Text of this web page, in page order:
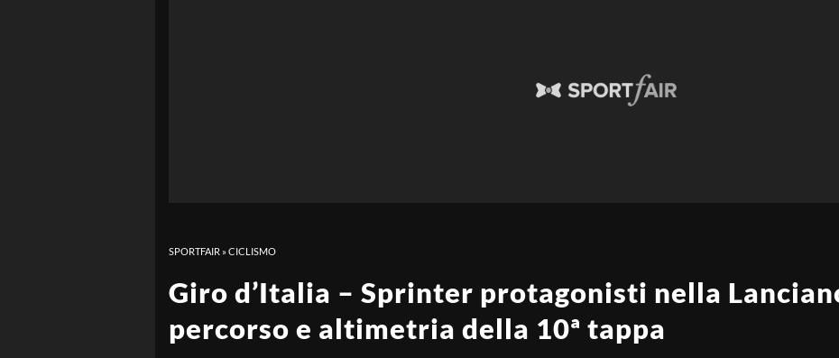
SPORTFAIR »CICLISMO
Giro d’Italia – Sprinter protagonisti nella
percorso e altimetria della 10ª tappa